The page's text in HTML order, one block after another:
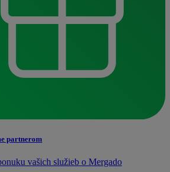
partnerom
vašich služieb o Mergado